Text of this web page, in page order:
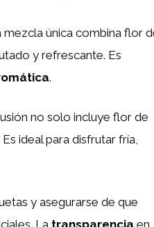
mezcla única combina flor
y refrescante. Es
.
no solo incluye flor de
ideal para disfrutar fría,
y asegurarse de que
La transparencia en